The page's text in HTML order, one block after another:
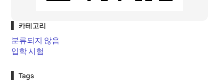
카테고리
분류되지 않음
입학 시험
Tags